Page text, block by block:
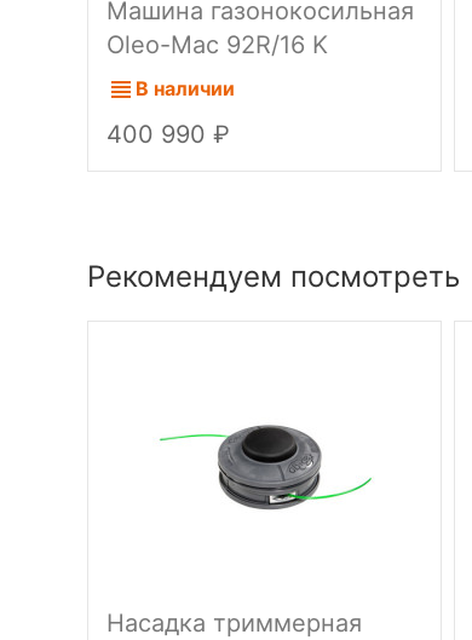
Машина газонокосильная
Oleo-Mac 92R/16 K
В наличии
400 990
Рекомендуем посмотреть
Насадка триммерная